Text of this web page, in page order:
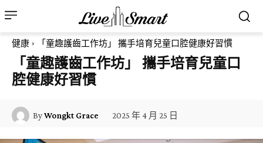
健康 「童趣護齒工作坊」 攜手培育兒童口腔健康好習慣
「童趣護齒工作坊」 攜手培育兒童口
腔健康好習慣
ByWongkt Grace 2025 年 4 月 25 日